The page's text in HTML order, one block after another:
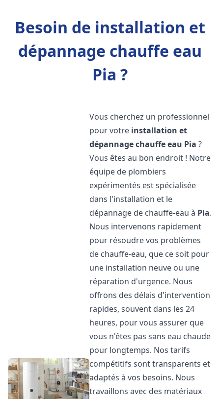
Besoin de installation et
dépannage chauffe eau
Pia ?
Vous cherchez un professionnel
pour votre installation et
dépannage chauffe eau Pia ?
Vous êtes au bon endroit ! Notre
équipe de plombiers
expérimentés est spécialisée
dans l'installation et le
dépannage de chauffe-eau à Pia.
Nous intervenons rapidement
pour résoudre vos problèmes
de chauffe-eau, que ce soit pour
une installation neuve ou une
réparation d'urgence. Nous
offrons des délais d'intervention
rapides, souvent dans les 24
heures, pour vous assurer que
vous n'êtes pas sans eau chaude
pour longtemps. Nos tarifs
compétitifs sont transparents et
adaptés à vos besoins. Nous
travaillons avec des matériaux